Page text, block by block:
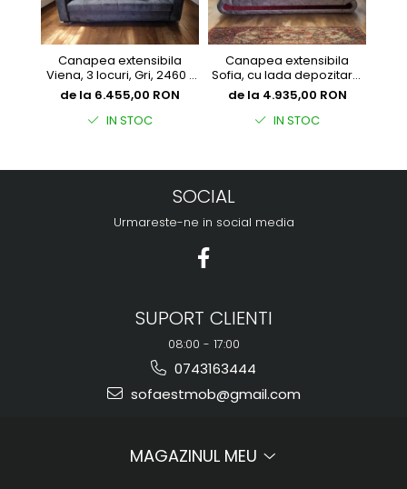
Canapea extensibila
Viena, 3 locuri, Gri, 2460 x
1000
de la 6.455,00 RON
IN STOC
Canapea extensibila
Sofia, cu lada depozitare,
2400 x 1000
de la 4.935,00 RON
IN STOC
SOCIAL
Urmareste-ne in social media
SUPORT CLIENTI
08:00 - 17:00
0743163444
sofaestmob@gmail.com
MAGAZINUL MEU